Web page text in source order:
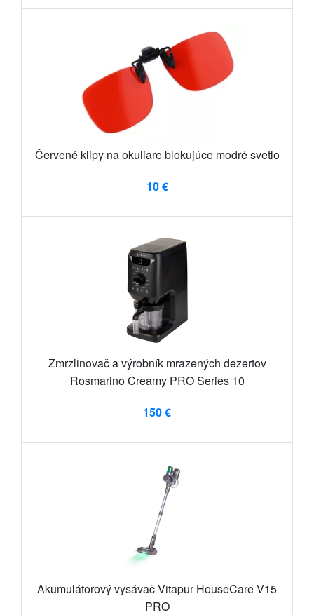
Červené klipy na okuliare blokujúce modré svetlo
10 €
Zmrzlinovač a výrobník mrazených dezertov
Rosmarino Creamy PRO Series 10
150 €
Akumulátorový vysávač Vitapur HouseCare V15
PRO